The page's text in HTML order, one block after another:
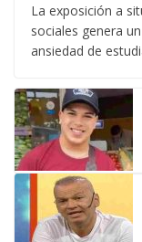
La exposición a
sociales genera
ansiedad de